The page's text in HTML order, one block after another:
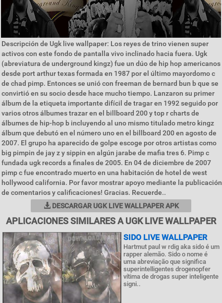
Descripción de Ugk live wallpaper: Los reyes de trino vienen super
activos con este fondo de pantalla vivo inclinado hacia fuera. Ugk
(abreviatura de underground kingz) fue un dúo de hip hop americanos
desde port arthur texas formada en 1987 por el último mayordomo c
de chad pimp. Entonces se unió con freeman de bernard bun b que se
convirtió en su socio desde hace mucho tiempo. Lanzaron su primer
álbum de la etiqueta importante difícil de tragar en 1992 seguido por
varios otros álbumes trazar en el billboard 200 y top r charts de
álbumes de hip-hop b incluyendo al uno mismo titulado metro kingz
álbum que debutó en el número uno en el billboard 200 en agosto de
2007. El grupo ha aparecido de golpe escoge por otros artistas como
big pimpin de jay z y sippin en algún jarabe de mafia tres 6. Pimp c
fundada ugk records a finales de 2005. En 04 de diciembre de 2007
pimp c fue encontrado muerto en una habitación de hotel de west
hollywood california. Por favor mostrar apoyo mediante la publicación
de comentarios y calificaciones! Gracias. Recuerde..
DESCARGAR UGK LIVE WALLPAPER APK
APLICACIONES SIMILARES A UGK LIVE WALLPAPER
SIDO LIVE WALLPAPER
Hartmut paul w rdig aka sido é um
rapper alemão. Sido o nome é
uma abreviação que significa
superintelligentes drogenopfer
vítima de drogas super inteligente
signi..